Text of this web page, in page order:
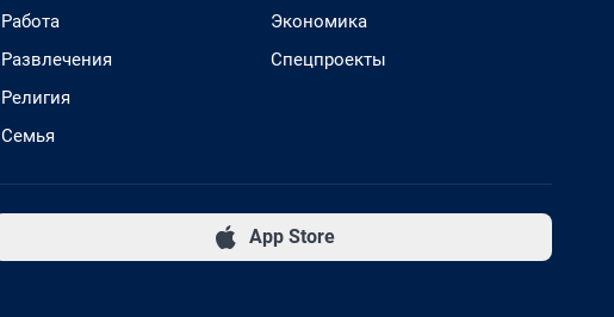
Работа
Развлечения
Религия
Семья
Экономика
Спецпроекты
App Store